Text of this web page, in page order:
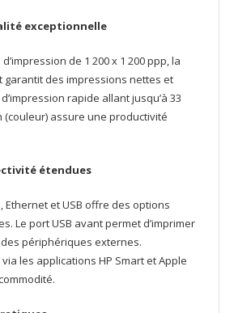
exceptionnelle
de 1 200 x 1 200 ppp, la
garantit des impressions nettes et
rapide allant jusqu’à 33
(couleur) assure une productivité
étendues
Ethernet et USB offre des options
Le port USB avant permet d’imprimer
périphériques externes.
les applications HP Smart et Apple